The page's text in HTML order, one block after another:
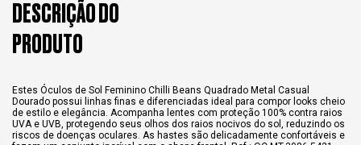
DESCRIÇÃO DO
PRODUTO
Estes Óculos de Sol Feminino Chilli Beans Quadrado Metal Casual
Dourado possui linhas finas e diferenciadas ideal para compor looks cheio
de estilo e elegância. Acompanha lentes com proteção 100% contra raios
UVA e UVB, protegendo seus olhos dos raios nocivos do sol, reduzindo os
riscos de doenças oculares. As hastes são delicadamente confortáveis e